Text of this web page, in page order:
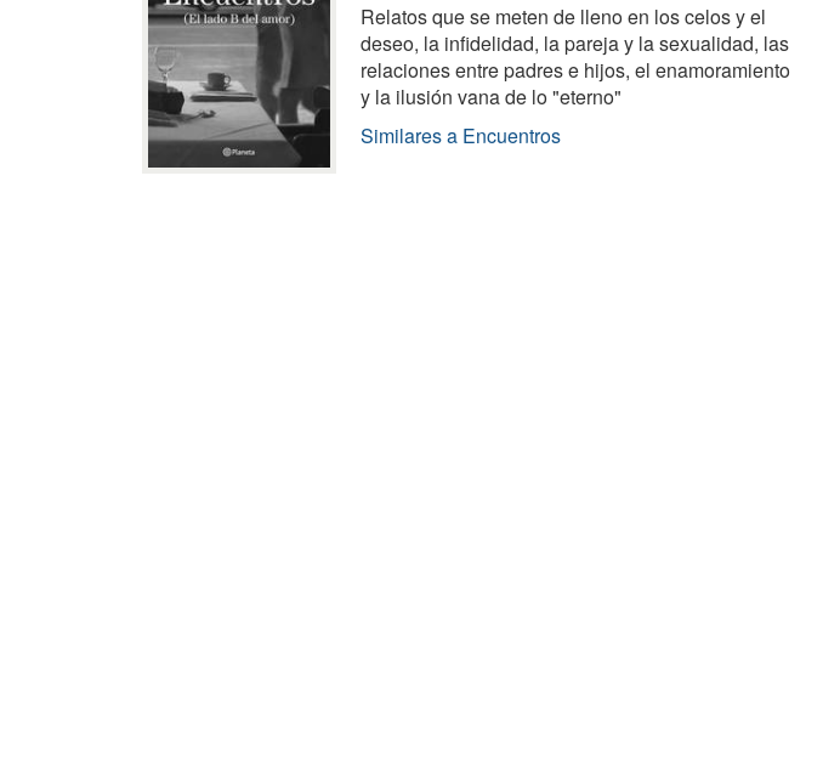
Relatos que se meten de lleno en los celos y el
deseo, la infidelidad, la pareja y la sexualidad, las
relaciones entre padres e hijos, el enamoramiento
y la ilusión vana de lo "eterno"
Similares a Encuentros